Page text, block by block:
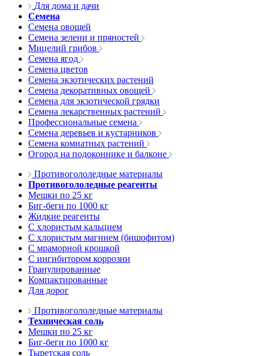
Для дома и дачи
Семена
Семена овощей
Семена зелени и пряностей
Мицелий грибов
Семена ягод
Семена цветов
Семена экзотических растений
Семена декоративных овощей
Семена для экзотической грядки
Семена лекарственных растений
Профессиональные семена
Семена деревьев и кустарников
Семена комнатных растений
Огород на подоконнике и балконе
Противогололедные материалы
Противогололедные реагенты
Мешки по 25 кг
Биг-беги по 1000 кг
Жидкие реагенты
С хлористым кальцием
С хлористым магнием (бишофитом)
С мраморной крошкой
С ингибитором коррозии
Гранулированные
Компактированные
Для дорог
Противогололедные материалы
Техническая соль
Мешки по 25 кг
Биг-беги по 1000 кг
Тыретская соль